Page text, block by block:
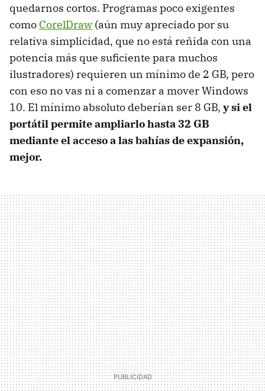
quedarnos cortos. Programas poco exigentes
como CorelDraw (aún muy apreciado por su
relativa simplicidad, que no está reñida con una
potencia más que suficiente para muchos
ilustradores) requieren un mínimo de 2 GB, pero
con eso no vas ni a comenzar a mover Windows
10. El mínimo absoluto deberían ser 8 GB, y si el
portátil permite ampliarlo hasta 32 GB
mediante el acceso a las bahías de expansión,
mejor.